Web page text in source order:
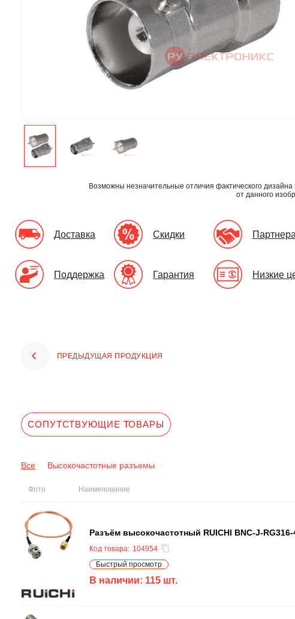
Возможны незначительные отличия фактического дизайна
от данного
Доставка Скидки
Поддержка Гарантия Низкие
ПРЕДЫДУЩАЯ ПРОДУКЦИЯ
СОПУТСТВУЮЩИЕ ТОВАРЫ
Все Высокочастотные разъемы
Фото Наименование
Разъём высокочастотный RUICHI BNC-J-
Код товара: 104954
Быстрый просмотр
В наличии: 115 шт.